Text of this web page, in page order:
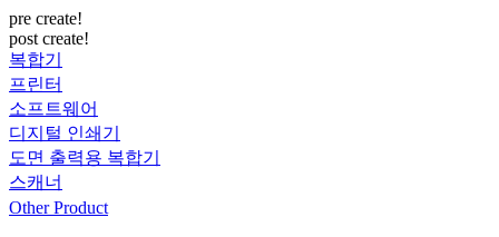
pre create!
post create!
복합기
프린터
소프트웨어
디지털 인쇄기
도면 출력용 복합기
스캐너
Other Product